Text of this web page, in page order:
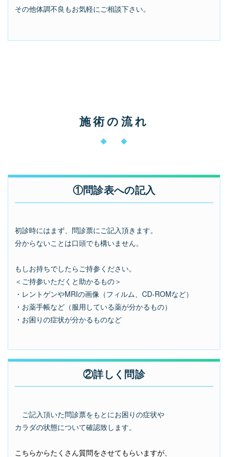
その他体調不良もお気軽にご相談下さい。
施術の流れ
◆ ◆
①問診表への記入
初診時にはまず、問診票にご記入頂きます。
分からないことは口頭でも構いません。
もしお持ちでしたらご持参ください。
＜ご持参いただくと助かるもの＞
・レントゲンやMRIの画像（フィルム、CD-ROMなど）
・お薬手帳など（服用している薬が分かるもの）
・お困りの症状が分かるものなど
②詳しく問診
ご記入頂いた問診票をもとにお困りの症状や
カラダの状態について確認致します。
こちらからたくさん質問をさせてもらいますが、